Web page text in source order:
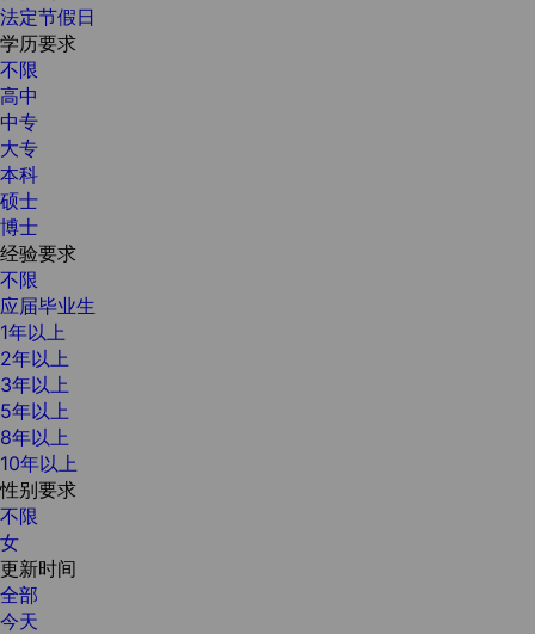
法定节假日
学历要求
不限
高中
中专
大专
本科
硕士
博士
经验要求
不限
应届毕业生
1年以上
2年以上
3年以上
5年以上
8年以上
10年以上
性别要求
不限
女
更新时间
全部
今天